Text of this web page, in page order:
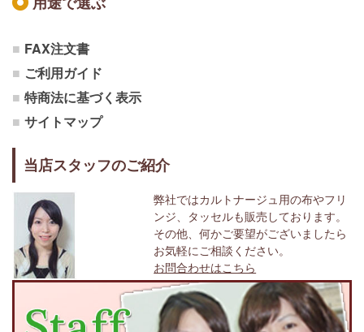
FAX注文書
ご利用ガイド
特商法に基づく表示
サイトマップ
当店スタッフのご紹介
弊社ではカルトナージュ用の布やフリ
ンジ、タッセルも販売しております。
その他、何かご要望がございましたら
お気軽にご相談ください。
お問合わせはこちら